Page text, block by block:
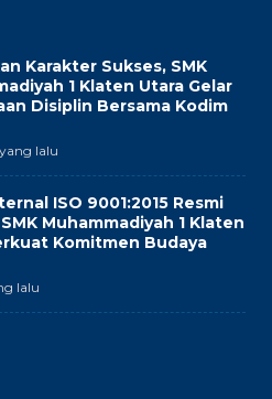
Karakter Sukses, SMK
1 Klaten Utara Gelar
Disiplin Bersama Kodim
lalu
ISO 9001:2015 Resmi
Muhammadiyah 1 Klaten
Komitmen Budaya
lalu